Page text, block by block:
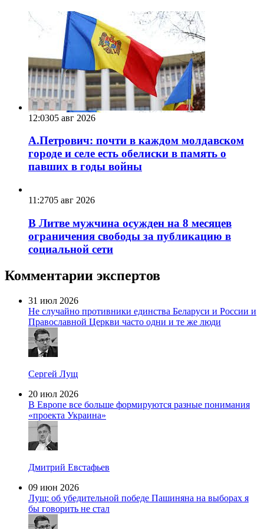
12:0305 авг 2026
А.Петрович: почти в каждом молдавском
городе и селе есть обелиски в память о
павших в годы войны
11:2705 авг 2026
В Литве мужчина осужден на 8 месяцев
ограничения свободы за публикацию в
социальной сети
Комментарии экспертов
31 июл 2026
Не случайно противники единства Беларуси и России и
Православной Церкви часто одни и те же люди
Сергей Лущ
20 июл 2026
В Европе все больше формируются разные понимания
«проекта Украина»
Дмитрий Евстафьев
09 июн 2026
Лущ: об убедительной победе Пашиняна на выборах я
бы говорить не стал